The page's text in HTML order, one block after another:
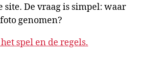
site. De vraag is simpel: waar
genomen?
spel en de regels.